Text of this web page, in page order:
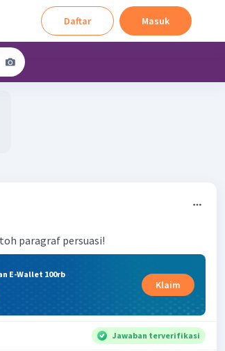
Daftar Masuk
paragraf persuasi!
E-Wallet 100rb
Klaim
Jawaban terverifikasi